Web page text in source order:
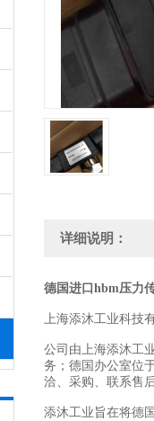
详细说明：
德国进口hbm压力
上海添沐工业科技
公司由上海添沐工
务；德国办公室位
洽、采购、联系售
添沐工业旨在将德